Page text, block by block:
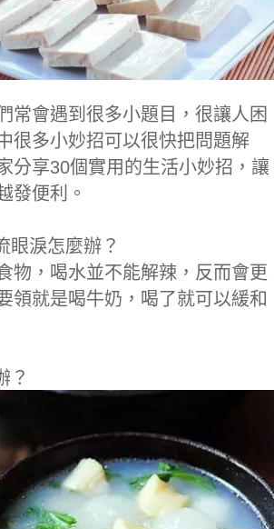
常會遇到很多小題目，很讓人困
很多小妙招可以很快把問題解
分享30個實用的生活小妙招，讓
發便利。
眼淚怎麼辦？
物，喝水並不能解辣，反而會更
領就是喝牛奶，喝了就可以緩和
？